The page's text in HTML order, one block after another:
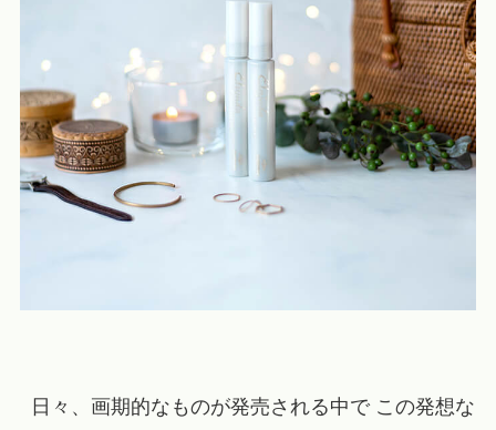
日々、画期的なものが発売される中で この発想な